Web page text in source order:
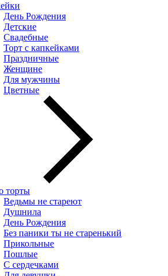
День Рождения
Детские
Свадебные
Торт с капкейками
Праздничные
Женщине
Для мужчины
Цветные
торты
Ведьмы не стареют
Душнила
День Рождения
Без паники ты не старенький
Прикольные
Пошлые
С сердечками